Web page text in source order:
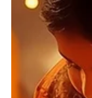
הישראלית
הרבה - עבור הקהילה
ניתן לקבל מענה
מהשירות הקונסולרי...